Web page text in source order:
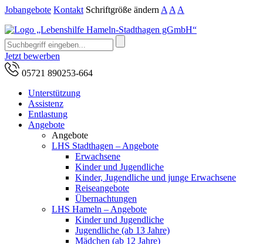
Jobangebote Kontakt Schriftgröße ändern A A A
Jetzt bewerben
05721 890253-664
Unterstützung
Assistenz
Entlastung
Angebote
Angebote
LHS Stadthagen – Angebote
Erwachsene
Kinder und Jugendliche
Kinder, Jugendliche und junge Erwachsene
Reiseangebote
Übernachtungen
LHS Hameln – Angebote
Kinder und Jugendliche
Jugendliche (ab 13 Jahre)
Mädchen (ab 12 Jahre)